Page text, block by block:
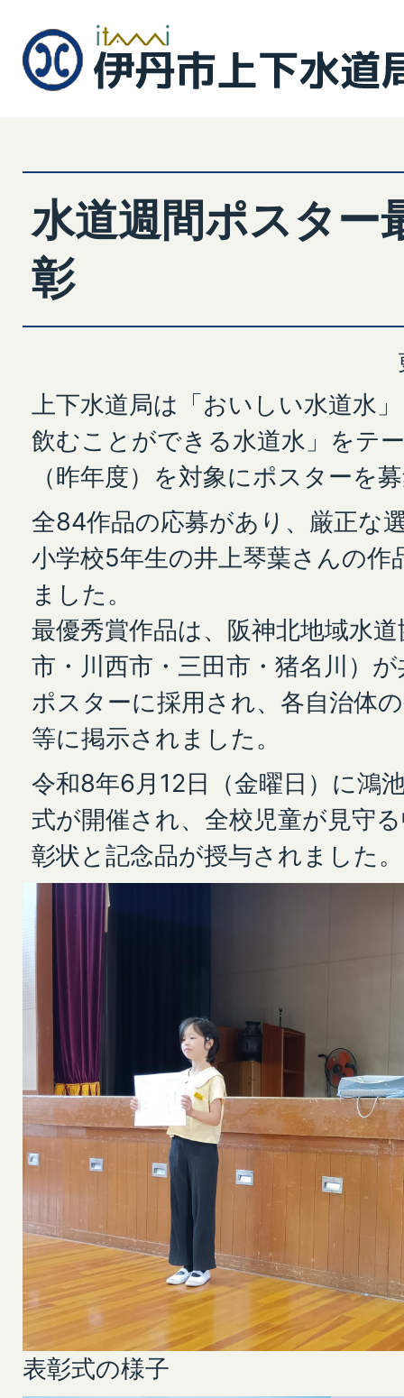
水道週間ポスター
彰
上下水道局は「おいしい水道水
飲むことができる水道水」をテ
（昨年度）を対象にポスターを
全84作品の応募があり、厳正な
小学校5年生の井上琴葉さんの作
ました。
最優秀賞作品は、阪神北地域水
市・川西市・三田市・猪名川）
ポスターに採用され、各自治体
等に掲示されました。
令和8年6月12日（金曜日）に鴻
式が開催され、全校児童が見守
彰状と記念品が授与されました。
表彰式の様子